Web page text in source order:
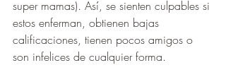
super mamas). Así, se sienten culpables si
estos enferman, obtienen bajas
calificaciones, tienen pocos amigos o
son infelices de cualquier forma.